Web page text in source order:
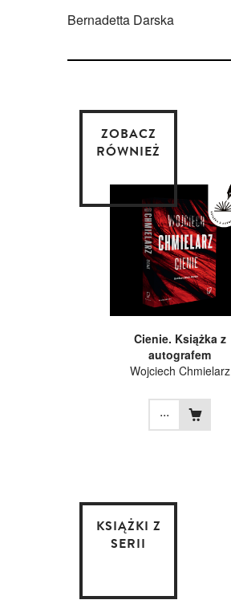
Bernadetta Darska
ZOBACZ
RÓWNIEŻ
Cienie. Książka z
autografem
Wojciech Chmielarz
...
KSIĄŻKI Z
SERII